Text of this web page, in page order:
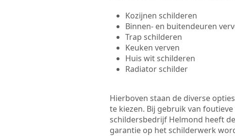
Kozijnen schilderen
Binnen- en buitendeuren
Trap schilderen
Keuken verven
Huis wit schilderen
Radiator schilder
Hierboven staan de diverse
te kiezen. Bij gebruik van
schildersbedrijf Helmond heeft
garantie op het schilderwerk